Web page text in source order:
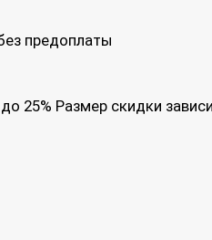
предоплаты
25% Размер скидки